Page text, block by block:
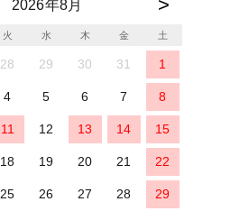
2026年8月
火 水 木 金 土
28 29 30 31 1
4 5 6 7 8
11 12 13 14 15
18 19 20 21 22
25 26 27 28 29